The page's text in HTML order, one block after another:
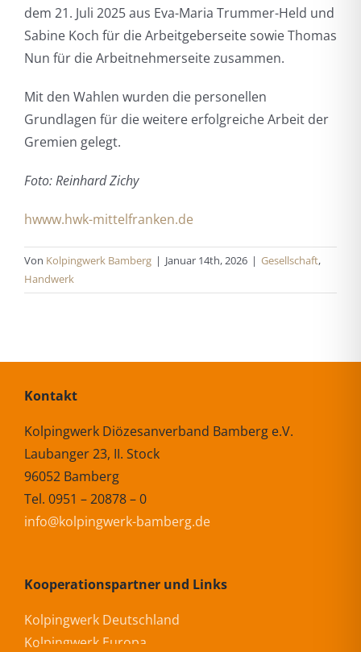
dem 21. Juli 2025 aus Eva-Maria Trummer-Held und
Sabine Koch für die Arbeitgeberseite sowie Thomas
Nun für die Arbeitnehmerseite zusammen.
Mit den Wahlen wurden die personellen
Grundlagen für die weitere erfolgreiche Arbeit der
Gremien gelegt.
Foto: Reinhard Zichy
hwww.hwk-mittelfranken.de
Von Kolpingwerk Bamberg | Januar 14th, 2026 | Gesellschaft,
Handwerk
Kontakt
Kolpingwerk Diözesanverband Bamberg e.V.
Laubanger 23, II. Stock
96052 Bamberg
Tel. 0951 – 20878 – 0
info@kolpingwerk-bamberg.de
Kooperationspartner und Links
Kolpingwerk Deutschland
Kolpingwerk Europa